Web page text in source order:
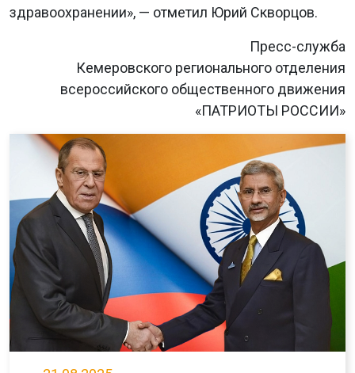
здравоохранении», — отметил Юрий Скворцов.
Пресс-служба
Кемеровского регионального отделения
всероссийского общественного движения
«ПАТРИОТЫ РОССИИ»